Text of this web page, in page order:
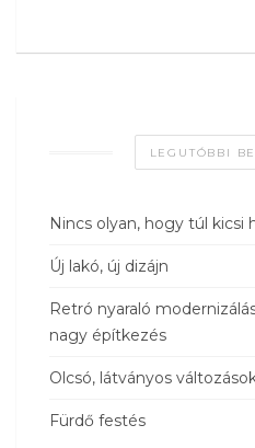
LEGUTÓBBI
Nincs olyan, hogy túl kicsi
Új lakó, új dizájn
Retró nyaraló
nagy építkezés
Olcsó, látványos
Fürdő festés